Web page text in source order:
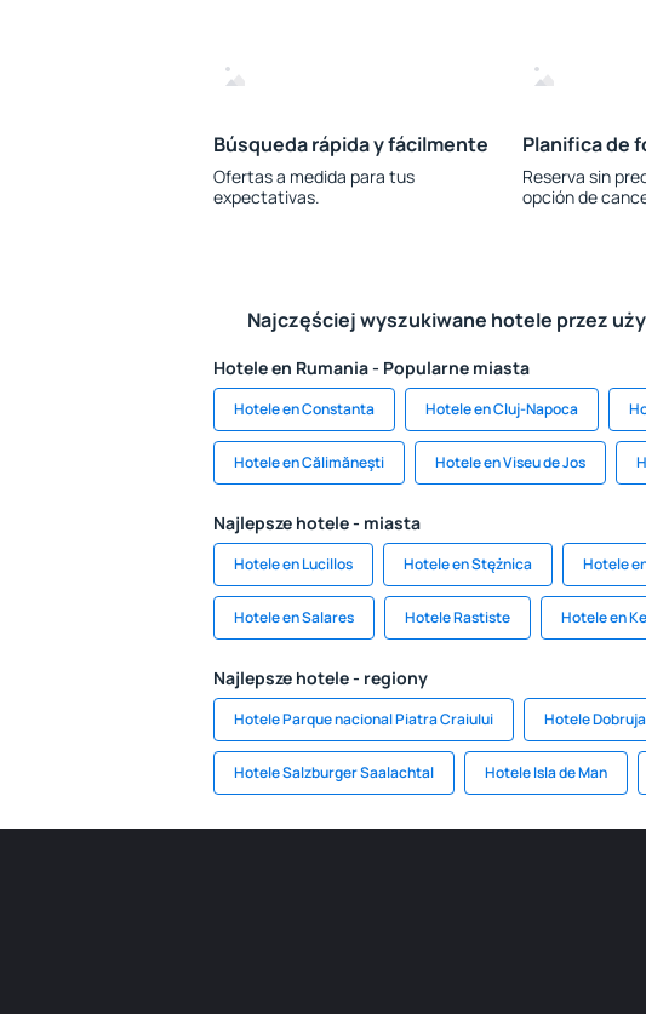
Búsqueda rápida y fácilmente
Ofertas a medida para tus
expectativas.
Planifica de
Reserva sin
opción de
Najczęściej wyszukiwane hotele przez
Hotele en Rumania - Popularne miasta
Hotele en Constanta Hotele en Cluj-Napoca
Hotele en Călimăneşti Hotele en Viseu de Jos
Najlepsze hotele - miasta
Hotele en Lucillos Hotele en Stężnica Hotele
Hotele en Salares Hotele Rastiste Hotele en
Najlepsze hotele - regiony
Hotele Parque nacional Piatra Craiului Hotele Dobruja
Hotele Salzburger Saalachtal Hotele Isla de Man